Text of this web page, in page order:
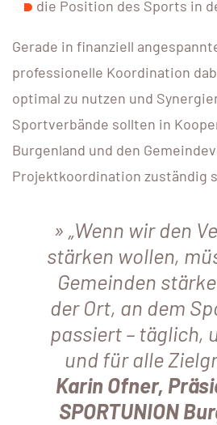
die Position des Sports in
Gerade in finanziell
professionelle Koordination
optimal zu nutzen und
Sportverbände sollten in
Burgenland und den
Projektkoordination zuständig
„Wenn wir den
stärken wollen,
Gemeinden
der Ort, an dem
passiert – täglich,
und für alle
Karin Ofner,
SPORTUNION